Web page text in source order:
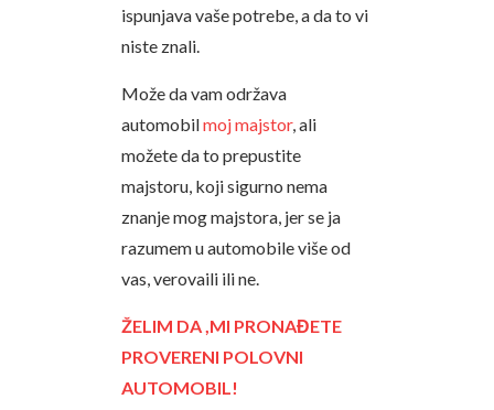
ispunjava vaše potrebe, a da to vi
niste znali.
Može da vam održava
automobilmoj majstor, ali
možete da to prepustite
majstoru, koji sigurno nema
znanje mog majstora, jer se ja
razumem u automobile više od
vas, verovaili ili ne.
ŽELIM DA ,MI PRONAĐETE
PROVERENI POLOVNI
AUTOMOBIL!